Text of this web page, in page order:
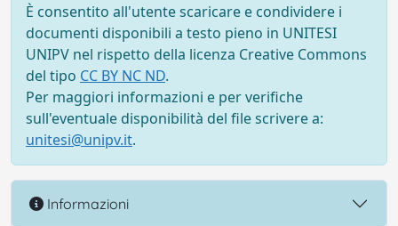
È consentito all'utente scaricare e condividere i
documenti disponibili a testo pieno in UNITESI
UNIPV nel rispetto della licenza Creative Commons
del tipo CC BY NC ND.
Per maggiori informazioni e per verifiche
sull'eventuale disponibilità del file scrivere a:
unitesi@unipv.it.
Informazioni